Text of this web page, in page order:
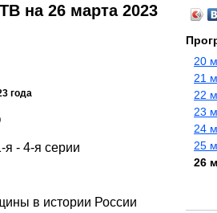
на 26 марта 2023
года
я - 4-я серии
в истории России
20
21
22
23
24
25
26